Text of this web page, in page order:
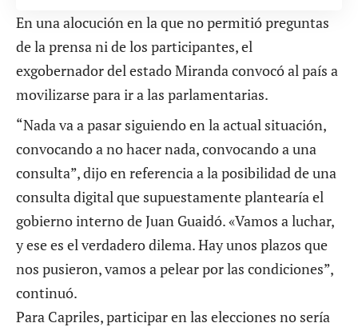
En una alocución en la que no permitió preguntas
de la prensa ni de los participantes, el
exgobernador del estado Miranda convocó al país a
movilizarse para ir a las parlamentarias.
“Nada va a pasar siguiendo en la actual situación,
convocando a no hacer nada, convocando a una
consulta”, dijo en referencia a la posibilidad de una
consulta digital que supuestamente plantearía el
gobierno interno de Juan Guaidó. «Vamos a luchar,
y ese es el verdadero dilema. Hay unos plazos que
nos pusieron, vamos a pelear por las condiciones”,
continuó.
Para Capriles, participar en las elecciones no sería